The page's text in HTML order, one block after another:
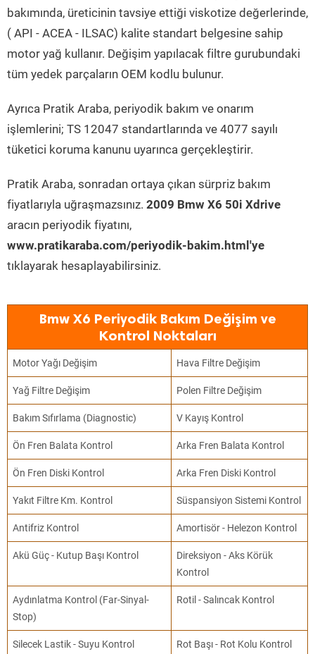
bakımında, üreticinin tavsiye ettiği viskotize değerlerinde,
( API - ACEA - ILSAC) kalite standart belgesine sahip
motor yağ kullanır. Değişim yapılacak filtre gurubundaki
tüm yedek parçaların OEM kodlu bulunur.
Ayrıca Pratik Araba, periyodik bakım ve onarım
işlemlerini; TS 12047 standartlarında ve 4077 sayılı
tüketici koruma kanunu uyarınca gerçekleştirir.
Pratik Araba, sonradan ortaya çıkan sürpriz bakım
fiyatlarıyla uğraşmazsınız. 2009 Bmw X6 50i Xdrive
aracın periyodik fiyatını,
www.pratikaraba.com/periyodik-bakim.html'ye
tıklayarak hesaplayabilirsiniz.
Bmw X6 Periyodik Bakım Değişim ve
Kontrol Noktaları
Motor Yağı Değişim Hava Filtre Değişim
Yağ Filtre Değişim Polen Filtre Değişim
Bakım Sıfırlama (Diagnostic) V Kayış Kontrol
Ön Fren Balata Kontrol Arka Fren Balata Kontrol
Ön Fren Diski Kontrol Arka Fren Diski Kontrol
Yakıt Filtre Km. Kontrol Süspansiyon Sistemi Kontrol
Antifriz Kontrol Amortisör - Helezon Kontrol
Akü Güç - Kutup Başı Kontrol
Direksiyon - Aks Körük
Kontrol
Aydınlatma Kontrol (Far-Sinyal-
Stop)
Rotil - Salıncak Kontrol
Silecek Lastik - Suyu Kontrol Rot Başı - Rot Kolu Kontrol